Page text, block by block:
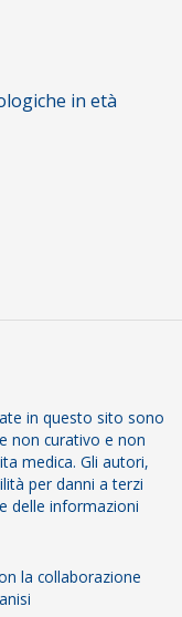
in età
in questo sito sono
non curativo e non
medica. Gli autori,
per danni a terzi
delle informazioni
la collaborazione